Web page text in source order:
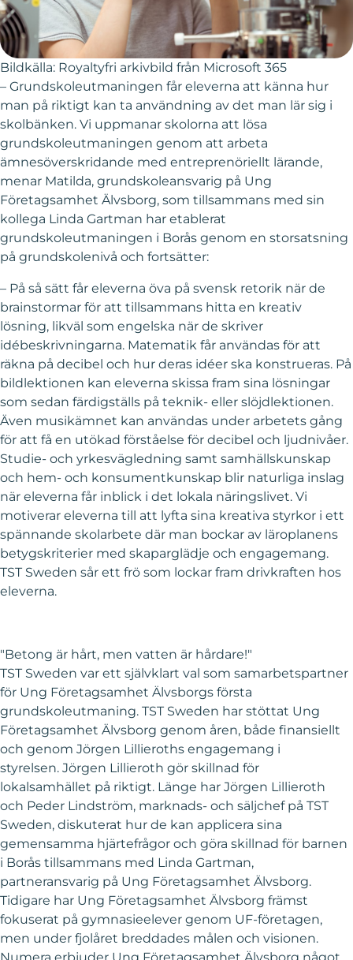
Bildkälla: Royaltyfri arkivbild från Microsoft 365
– Grundskoleutmaningen får eleverna att känna hur
man på riktigt kan ta användning av det man lär sig i
skolbänken. Vi uppmanar skolorna att lösa
grundskoleutmaningen genom att arbeta
ämnesöverskridande med entreprenöriellt lärande,
menar Matilda, grundskoleansvarig på Ung
Företagsamhet Älvsborg, som tillsammans med sin
kollega Linda Gartman har etablerat
grundskoleutmaningen i Borås genom en storsatsning
på grundskolenivå och fortsätter:
– På så sätt får eleverna öva på svensk retorik när de
brainstormar för att tillsammans hitta en kreativ
lösning, likväl som engelska när de skriver
idébeskrivningarna. Matematik får användas för att
räkna på decibel och hur deras idéer ska konstrueras. På
bildlektionen kan eleverna skissa fram sina lösningar
som sedan färdigställs på teknik- eller slöjdlektionen.
Även musikämnet kan användas under arbetets gång
för att få en utökad förståelse för decibel och ljudnivåer.
Studie- och yrkesvägledning samt samhällskunskap
och hem- och konsumentkunskap blir naturliga inslag
när eleverna får inblick i det lokala näringslivet. Vi
motiverar eleverna till att lyfta sina kreativa styrkor i ett
spännande skolarbete där man bockar av läroplanens
betygskriterier med skaparglädje och engagemang.
TST Sweden sår ett frö som lockar fram drivkraften hos
eleverna.
"Betong är hårt, men vatten är hårdare!"
TST Sweden var ett självklart val som samarbetspartner
för Ung Företagsamhet Älvsborgs första
grundskoleutmaning. TST Sweden har stöttat Ung
Företagsamhet Älvsborg genom åren, både finansiellt
och genom Jörgen Lillieroths engagemang i
styrelsen. Jörgen Lillieroth gör skillnad för
lokalsamhället på riktigt. Länge har Jörgen Lillieroth
och Peder Lindström, marknads- och säljchef på TST
Sweden, diskuterat hur de kan applicera sina
gemensamma hjärtefrågor och göra skillnad för barnen
i Borås tillsammans med Linda Gartman,
partneransvarig på Ung Företagsamhet Älvsborg.
Tidigare har Ung Företagsamhet Älvsborg främst
fokuserat på gymnasieelever genom UF-företagen,
men under fjolåret breddades målen och visionen.
Numera erbjuder Ung Företagsamhet Älvsborg något